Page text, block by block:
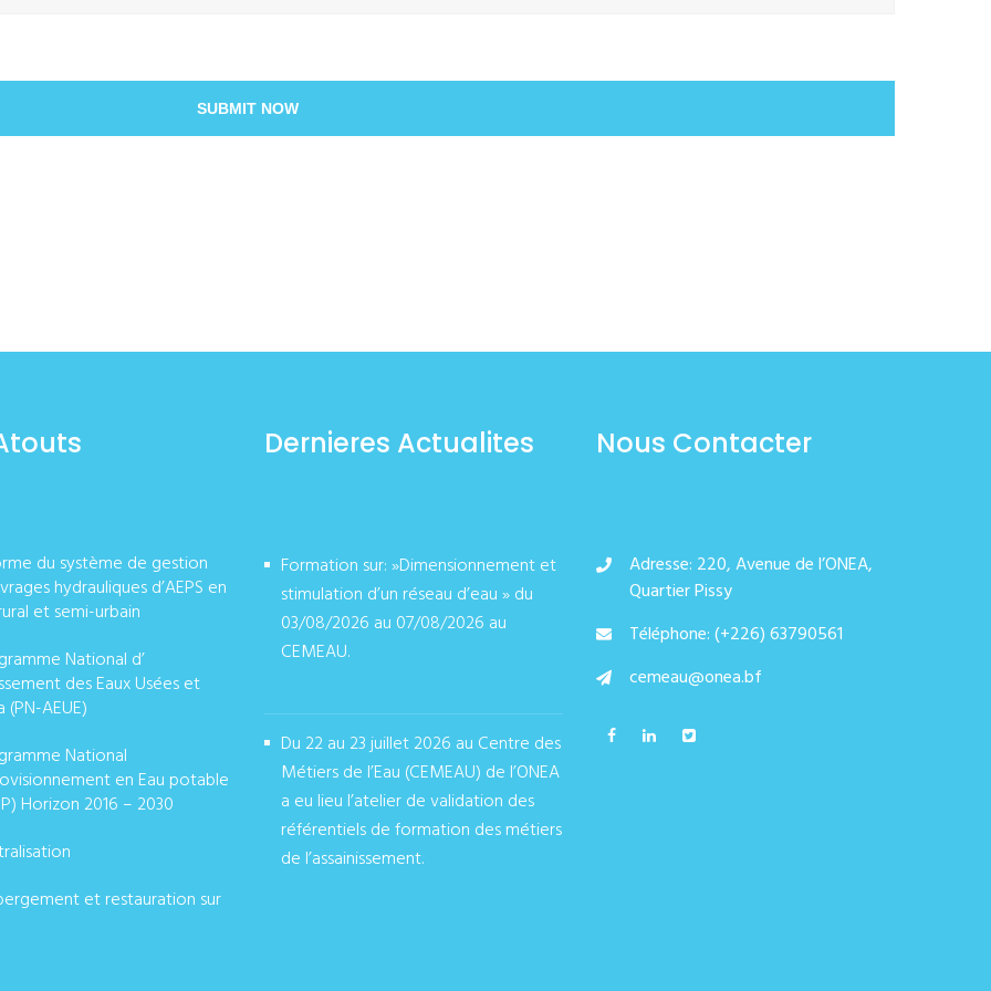
SUBMIT NOW
du système de gestion
hydrauliques d’AEPS en
et semi-urbain
National d’
des Eaux Usées et
(PN-AEUE)
National
en Eau potable
Horizon 2016 – 2030
et restauration sur
Dernieres Actualites
Formation sur: »Dimensionnement et
stimulation d’un réseau d’eau » du
03/08/2026 au 07/08/2026 au
CEMEAU.
Du 22 au 23 juillet 2026 au Centre des
Métiers de l’Eau (CEMEAU) de l’ONEA
a eu lieu l’atelier de validation des
référentiels de formation des métiers
de l’assainissement.
Nous Contacter
Adresse: 220, Avenue de l’ONEA,
Quartier Pissy
Téléphone: (+226) 63790561
cemeau@onea.bf